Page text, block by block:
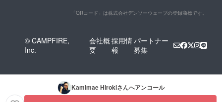
「QRコード」は株式会社デンソーウェーブの登録商標です。
© CAMPFIRE,
Inc.
会社概
要
採用情
報
パートナー
募集
Kamimae Hirokiさんへアンコール